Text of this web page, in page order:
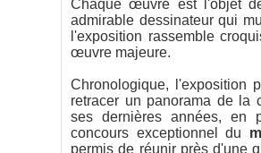
Chaque œuvre est l'objet
admirable dessinateur qui
l'exposition rassemble
œuvre majeure.
Chronologique, l'exposition
retracer un panorama de la
ses dernières années, en
concours exceptionnel du
permis de réunir près d'une